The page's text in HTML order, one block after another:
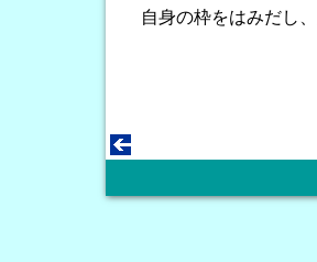
自身の枠をはみだし